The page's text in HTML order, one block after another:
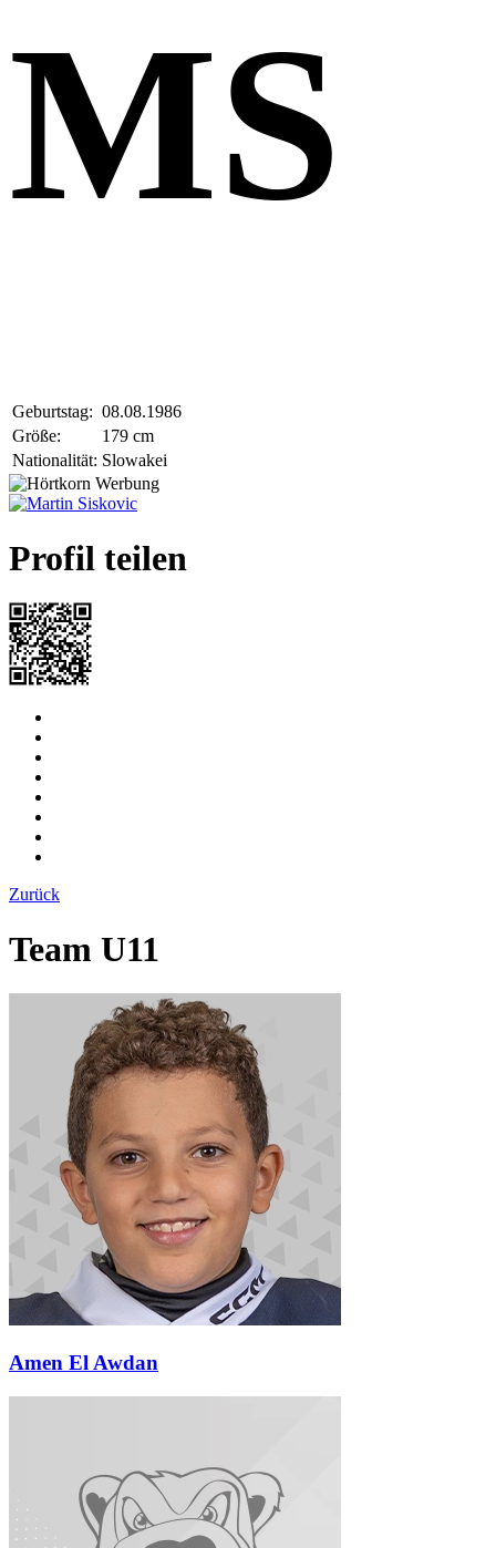
MS
Geburtstag: 08.08.1986
Größe:
179 cm
Nationalität: Slowakei
Profil teilen
Zurück
Team U11
Amen El Awdan